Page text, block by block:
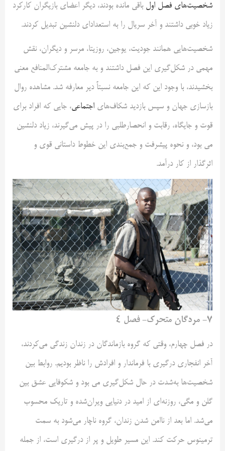
شخصیت‌های فصل اول باقی مانده بودند، دیگر اعضای بازیگران کارکرد
زیاد خوبی داشتند و آخر سریال را به استعداد‌ای دلنشین تبدیل کردند.
شخصیت‌هایی همانند جودیت، یوجین، روزیتا، مرسر و دیگران، نقش
مهمی در شکل‌گیری این فصل داشتند و به جامعه مشترک‌المنافع معنی
بخشیدند، با وجود این که این جامعه نسبتاً دیر معارفه شد. مشاهده روال
بازسازی جهان و سپس بازدید شکاف‌های اجتماعی، جایی که افراد برای
قوت و جایگاه، رقابت و انحصارطلبی را در پیش می‌گیرند، زیاد دلنشین
می بود، و نحوه پیشرفت و جمع‌بندی این خطوط داستانی قوی و
اثرگذار از کار درآمد.
۷- مردگان متحرک- فصل ۴
در فصل چهارم، وقتی که گروه بازماندگان در زندان زندگی می‌کردند،
آخر انفجاری درگیری با فرماندار و افرادش را ناظر بودیم. روابط بین
شخصیت‌ها به‌شدت در حال شکل‌گیری می بود و شکوفایی عشق بین
گلن و مگی، روزنه‌ای از امید در دنیایی ویران‌شده و تاریک محسوب
می‌شد. اما بعد از ناامن شدن زندان، گروه ناچار می‌شود به سمت
ترمینوس حرکت کند. این مسیر طویل و پر از درگیری است، از جمله